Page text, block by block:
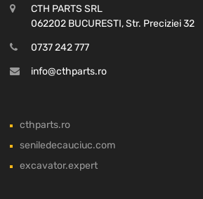
CTH PARTS SRL
062202 BUCURESTI, Str. Preciziei 32
0737 242 777
info@cthparts.ro
cthparts.ro
seniledecauciuc.com
excavator.expert